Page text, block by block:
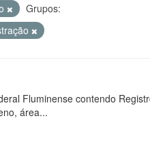
Grupos:
Fluminense contendo
área...